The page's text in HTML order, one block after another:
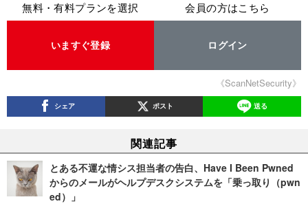
無料・有料プランを選択
いますぐ登録
会員の方はこちら
ログイン
《ScanNetSecurity》
シェア ポスト 送る
関連記事
とある不運な情シス担当者の告白、Have I Been Pwned
からのメールがヘルプデスクシステムを「乗っ取り（pwn
ed）」